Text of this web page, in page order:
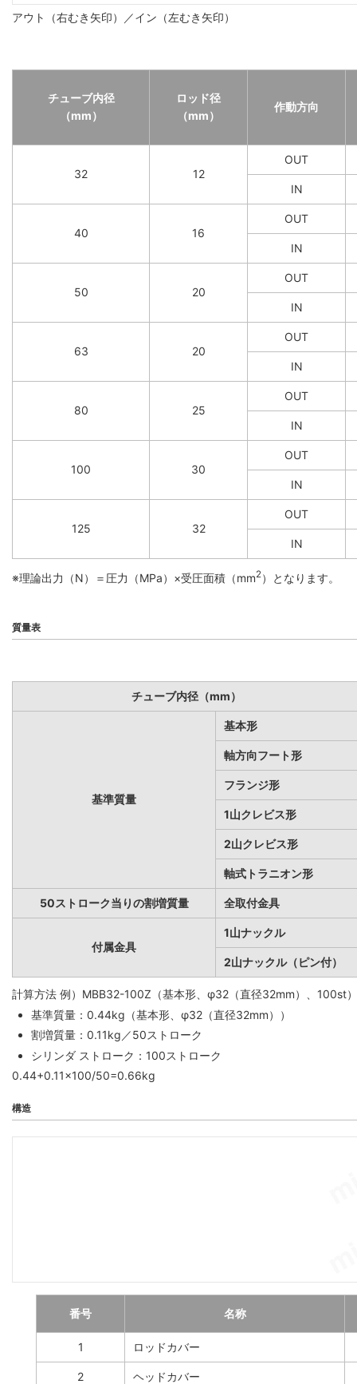
アウト（右むき矢印）／イン（左むき矢印）
チューブ内径
（mm）
ロッド径
（mm）
作動方向
32 12
OUT
IN
40 16
OUT
IN
50 20
OUT
IN
63 20
OUT
IN
80 25
OUT
IN
100 30
OUT
IN
125 32
OUT
IN
※理論出力（N）＝圧力（MPa）×受圧面積（mm2）となります。
質量表
チューブ内径（mm）
基準質量
基本形
軸方向フート形
フランジ形
1山クレビス形
2山クレビス形
軸式トラニオン形
50ストローク当りの割増質量 全取付金具
付属金具
1山ナックル
2山ナックル（ピン付）
計算方法 例）MBB32-100Z（基本形、φ32（直径32mm）、100st）
基準質量：0.44kg（基本形、φ32（直径32mm））
割増質量：0.11kg／50ストローク
シリンダ ストローク：100ストローク
0.44+0.11×100/50=0.66kg
構造
番号 名称
1 ロッドカバー
2 ヘッドカバー